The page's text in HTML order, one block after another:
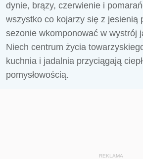
dynie, brązy, czerwienie i
wszystko co kojarzy się z jesienią
sezonie wkomponować w wystrój
Niech centrum życia
kuchnia i jadalnia przyciągają
pomysłowością.
REKLAMA